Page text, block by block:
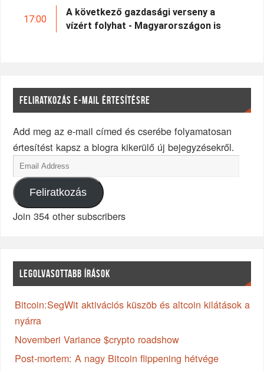
17:00
A következő gazdasági verseny a
vízért folyhat - Magyarországon is
FELIRATKOZÁS E-MAIL ÉRTESÍTÉSRE
Add meg az e-mail címed és cserébe folyamatosan
értesítést kapsz a blogra kikerülő új bejegyzésekről.
Feliratkozás
Join 354 other subscribers
LEGOLVASOTTABB ÍRÁSOK
Bitcoin:SegWit aktivációs küszöb és altcoin kilátások a
nyárra
Novemberi Variance $crypto roadshow
Post-mortem: A nagy Bitcoin flippening hétvége